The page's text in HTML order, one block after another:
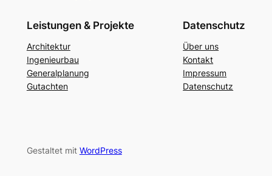
Leistungen & Projekte
Architektur
Ingenieurbau
Generalplanung
Gutachten
Datenschutz
Über uns
Kontakt
Impressum
Datenschutz
Gestaltet mit WordPress